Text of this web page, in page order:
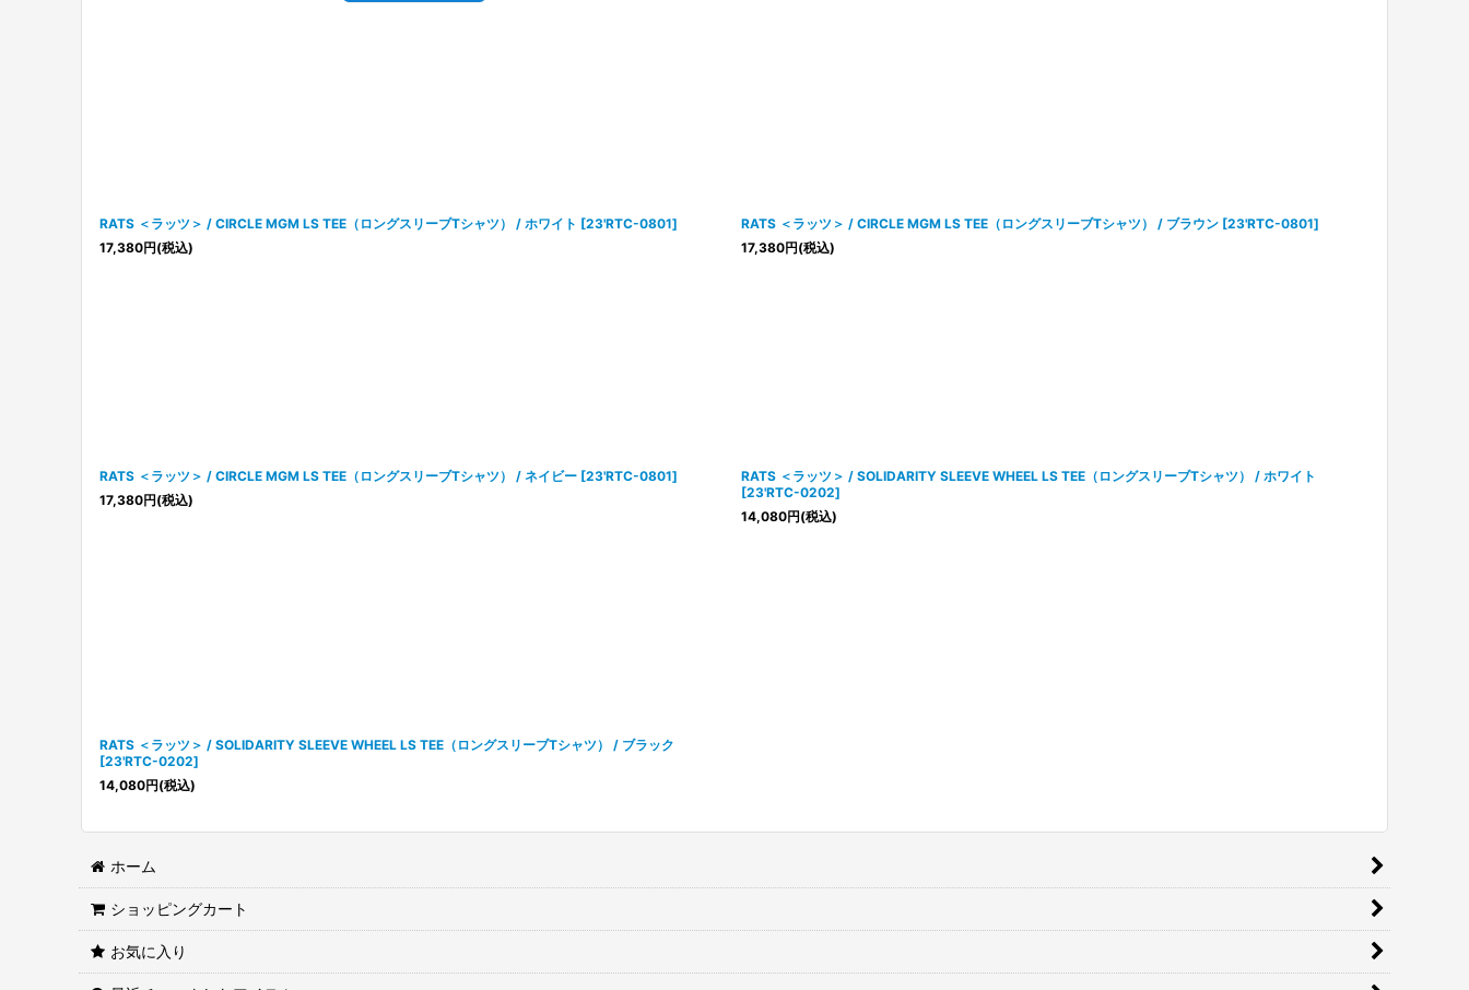
RATS ＜ラッツ＞ / CIRCLE MGM LS TEE（ロングスリーブTシャツ） / ホワイト [23'RTC-0801]
17,380円(税込)
RATS ＜ラッツ＞ / CIRCLE MGM LS TEE（ロングスリーブTシャツ） / ブラウン [23'RTC-0801]
17,380円(税込)
RATS ＜ラッツ＞ / CIRCLE MGM LS TEE（ロングスリーブTシャツ） / ネイビー [23'RTC-0801]
17,380円(税込)
RATS ＜ラッツ＞ / SOLIDARITY SLEEVE WHEEL LS TEE（ロングスリーブTシャツ） / ホワイト
[23'RTC-0202]
14,080円(税込)
RATS ＜ラッツ＞ / SOLIDARITY SLEEVE WHEEL LS TEE（ロングスリーブTシャツ） / ブラック
[23'RTC-0202]
14,080円(税込)
ホーム
ショッピングカート
お気に入り